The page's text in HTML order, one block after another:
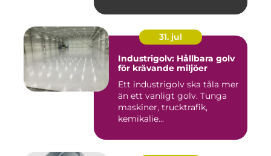
31. jul
Industrigolv: Hållbara golv
för krävande miljöer
Ett industrigolv ska tåla mer
än ett vanligt golv. Tunga
maskiner, trucktrafik,
kemikalie...